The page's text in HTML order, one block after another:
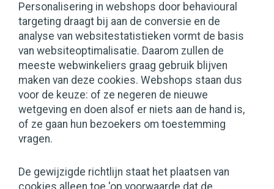
Personalisering in webshops door behavioural
targeting draagt bij aan de conversie en de
analyse van websitestatistieken vormt de basis
van websiteoptimalisatie. Daarom zullen de
meeste webwinkeliers graag gebruik blijven
maken van deze cookies. Webshops staan dus
voor de keuze: of ze negeren de nieuwe
wetgeving en doen alsof er niets aan de hand is,
of ze gaan hun bezoekers om toestemming
vragen.
De gewijzigde richtlijn staat het plaatsen van